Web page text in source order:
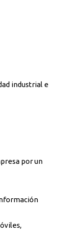
industrial e
por un